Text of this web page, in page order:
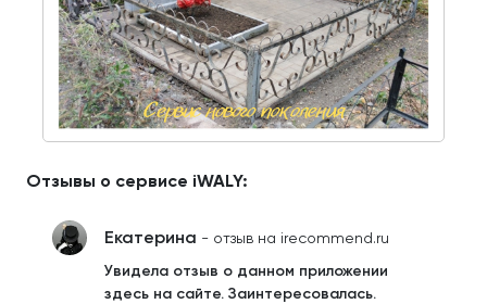
Отзывы о сервисе iWALY:
Екатерина - отзыв на irecommend.ru
Увидела отзыв о данном приложении
здесь на сайте. Заинтересовалась.